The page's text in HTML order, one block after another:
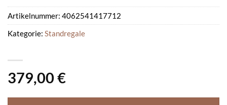
379,00 €
Artikelnummer: 4062541417712
Kategorie: Standregale